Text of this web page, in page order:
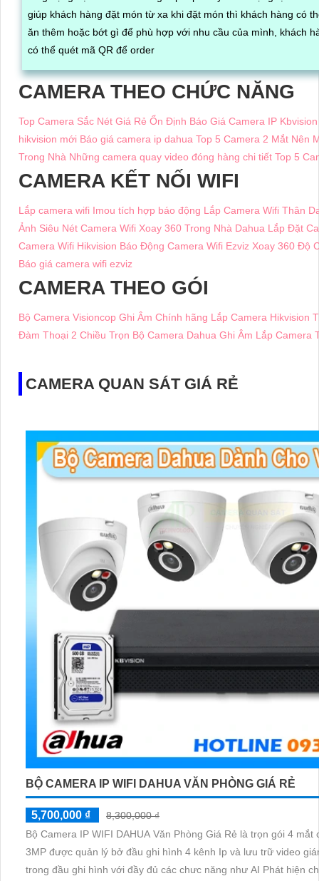
giúp khách hàng đặt món từ xa khi đặt món thì khách hàng có
ăn thêm hoặc bớt gì để phù hợp với nhu cầu của mình, khách
có thể quét mã QR để order
CAMERA THEO CHỨC NĂNG
Top Camera Sắc Nét Giá Rẻ Ổn Định Báo Giá Camera IP Kbvision
hikvision mới Báo giá camera ip dahua Top 5 Camera 2 Mắt Nên
Trong Nhà Những camera quay video đóng hàng chi tiết Top 5
CAMERA KẾT NỐI WIFI
Lắp camera wifi Imou tích hợp báo động Lắp Camera Wifi Thân
Ảnh Siêu Nét Camera Wifi Xoay 360 Trong Nhà Dahua Lắp Đặt
Camera Wifi Hikvision Báo Động Camera Wifi Ezviz Xoay 360 Độ
Báo giá camera wifi ezviz
CAMERA THEO GÓI
Bộ Camera Visioncop Ghi Âm Chính hãng Lắp Camera Hikvision
Đàm Thoại 2 Chiều Trọn Bộ Camera Dahua Ghi Âm Lắp Camera
CAMERA QUAN SÁT GIÁ RẺ
BỘ CAMERA IP WIFI DAHUA VĂN PHÒNG GIÁ RẺ
5,700,000 ₫
8,300,000 ₫
Bộ Camera IP WIFI DAHUA Văn Phòng Giá Rẻ là trọn gói 4
3MP được quản lý bở đầu ghi hình 4 kênh Ip và lưu trữ video
trong đầu ghi hình với đầy đủ các chưc năng như AI Phát hiện